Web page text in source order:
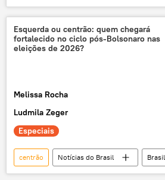
Brasil
América Latina
América do Sul
eleições 2026
G1
PL
Esquerda ou centrão: quem chegará
fortalecido no ciclo pós-Bolsonaro nas
eleições de 2026?
Melissa Rocha
Ludmila Zeger
Especiais
centrão Notícias do Brasil
Brasil
Jair Bolsonaro
Eduardo Bolsonaro